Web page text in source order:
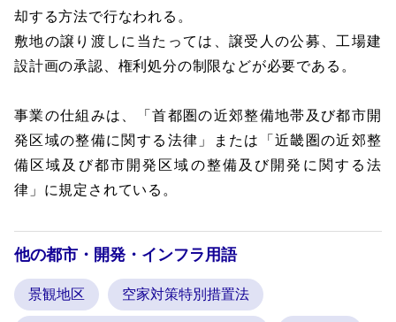
却する方法で行なわれる。
敷地の譲り渡しに当たっては、譲受人の公募、工場建
設計画の承認、権利処分の制限などが必要である。
事業の仕組みは、「首都圏の近郊整備地帯及び都市開
発区域の整備に関する法律」または「近畿圏の近郊整
備区域及び都市開発区域の整備及び開発に関する法
律」に規定されている。
他の都市・開発・インフラ用語
景観地区 空家対策特別措置法